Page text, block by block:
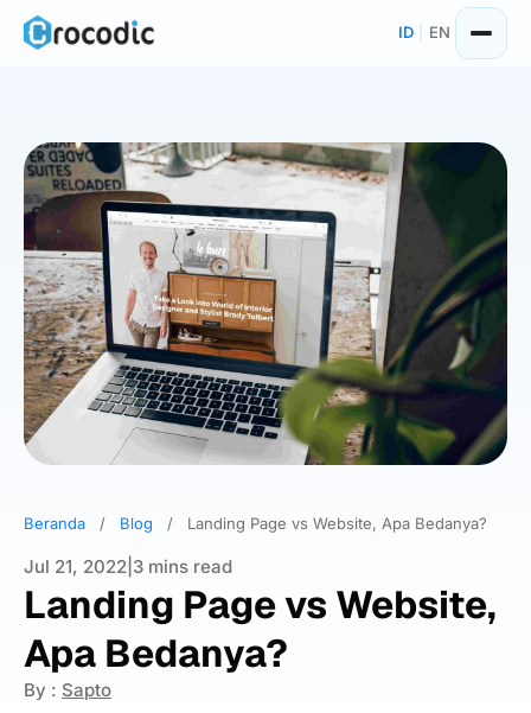
Skip
ID EN
Beranda / Blog / Landing Page vs Website, Apa Bedanya?
Jul 21, 2022 3 mins read
Landing Page vs Website,
Apa Bedanya?
By : Sapto